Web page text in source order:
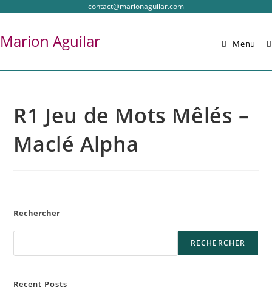
contact@marionaguilar.com
Marion Aguilar Menu
R1 Jeu de Mots Mêlés –
Maclé Alpha
Rechercher
RECHERCHER
Recent Posts